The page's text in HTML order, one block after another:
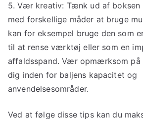
5. Vær kreativ: Tænk ud af boksen
med forskellige måder at bruge
kan for eksempel bruge den som
til at rense værktøj eller som en
affaldsspand. Vær opmærksom på
dig inden for baljens kapacitet og
anvendelsesområder.
Ved at følge disse tips kan du